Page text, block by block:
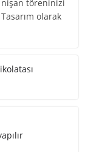
nişan töreninizi
olarak